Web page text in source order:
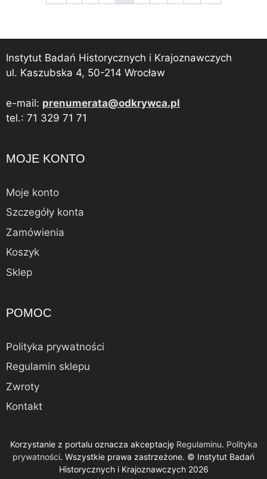
Instytut Badań Historycznych i Krajoznawczych
ul. Kaszubska 4, 50-214 Wrocław
e-mail: prenumerata@odkrywca.pl
tel.: 71 329 71 71
MOJE KONTO
Moje konto
Szczegóły konta
Zamówienia
Koszyk
Sklep
POMOC
Polityka prywatności
Regulamin sklepu
Zwroty
Kontakt
Korzystanie z portalu oznacza akceptację Regulaminu. Polityka
prywatności. Wszystkie prawa zastrzeżone. © Instytut Badań
Historycznych i Krajoznawczych 2026
Dodano do koszyka.
0 produktów -0,00zł
Kasa